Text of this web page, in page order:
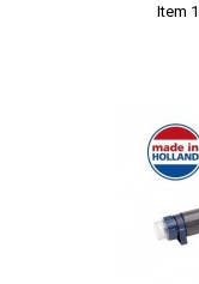
Item